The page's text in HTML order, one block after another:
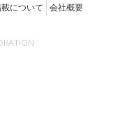
について 会社概要